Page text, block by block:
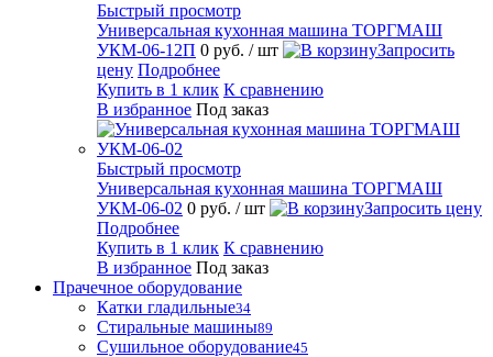
Быстрый просмотр
Универсальная кухонная машина ТОРГМАШ
УКМ-06-12П 0 руб. / шт
Запросить
цену Подробнее
Купить в 1 клик К сравнению
В избранное Под заказ
Быстрый просмотр
Универсальная кухонная машина ТОРГМАШ
УКМ-06-02 0 руб. / шт
Запросить цену
Подробнее
Купить в 1 клик К сравнению
В избранное Под заказ
Прачечное оборудование
Катки гладильные34
Стиральные машины89
Сушильное оборудование45